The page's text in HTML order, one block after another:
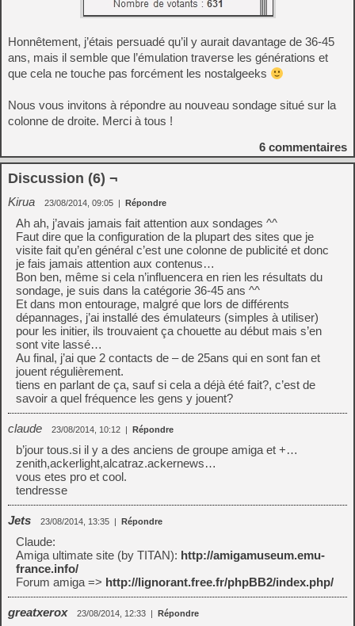
Honnêtement, j’étais persuadé qu’il y aurait davantage de 36-45
ans, mais il semble que l’émulation traverse les générations et
que cela ne touche pas forcément les nostalgeeks
Nous vous invitons à répondre au nouveau sondage situé sur la
colonne de droite. Merci à tous !
6 commentaires
Discussion (6) ¬
Kirua 23/08/2014, 09:05 | Répondre
Ah ah, j’avais jamais fait attention aux sondages ^^
Faut dire que la configuration de la plupart des sites que je
visite fait qu’en général c’est une colonne de publicité et donc
je fais jamais attention aux contenus…
Bon ben, même si cela n’influencera en rien les résultats du
sondage, je suis dans la catégorie 36-45 ans ^^
Et dans mon entourage, malgré que lors de différents
dépannages, j’ai installé des émulateurs (simples à utiliser)
pour les initier, ils trouvaient ça chouette au début mais s’en
sont vite lassé…
Au final, j’ai que 2 contacts de – de 25ans qui en sont fan et
jouent régulièrement.
tiens en parlant de ça, sauf si cela a déjà été fait?, c’est de
savoir a quel fréquence les gens y jouent?
claude 23/08/2014, 10:12 | Répondre
b’jour tous.si il y a des anciens de groupe amiga et +…
zenith,ackerlight,alcatraz.ackernews…
vous etes pro et cool.
tendresse
Jets 23/08/2014, 13:35 | Répondre
Claude:
Amiga ultimate site (by TITAN): http://amigamuseum.emu-
france.info/
Forum amiga => http://lignorant.free.fr/phpBB2/index.php/
greatxerox 23/08/2014, 12:33 | Répondre